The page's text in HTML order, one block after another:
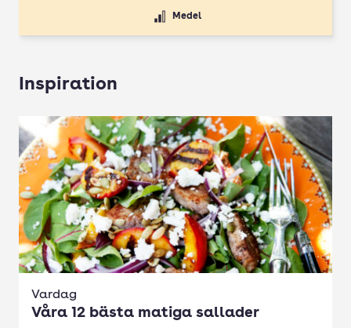
Medel
Inspiration
Vardag
Våra 12 bästa matiga sallader